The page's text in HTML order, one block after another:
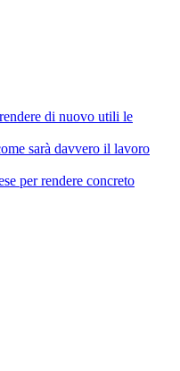
di nuovo utili le
sarà davvero il lavoro
per rendere concreto